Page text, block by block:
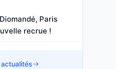
Paris
recrue !
Monaco a pris une